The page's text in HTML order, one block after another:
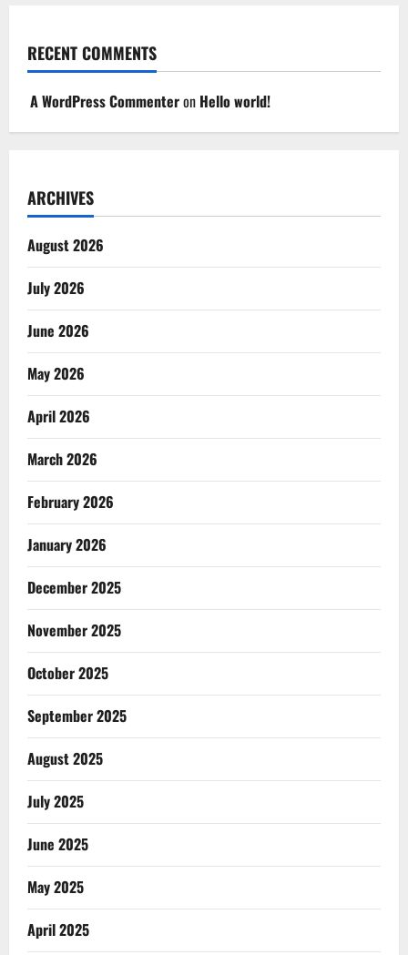
RECENT COMMENTS
A WordPress Commenteron Hello world!
ARCHIVES
August 2026
July 2026
June 2026
May 2026
April 2026
March 2026
February 2026
January 2026
December 2025
November 2025
October 2025
September 2025
August 2025
July 2025
June 2025
May 2025
April 2025